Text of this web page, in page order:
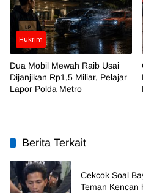
Hukrim
Dua Mobil Mewah Raib Usai
Dijanjikan Rp1,5 Miliar, Pelajar
Lapor Polda Metro
Berita Terkait
Cekcok Soal
Teman Kencan